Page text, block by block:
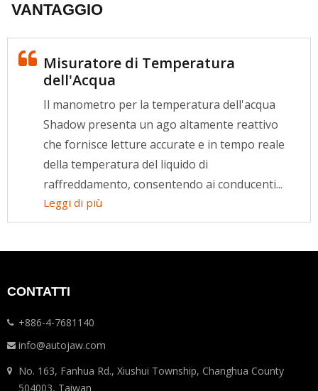
VANTAGGIO
Misuratore di Temperatura
dell'Acqua
Il manometro per la temperatura dell'acqua
Shadow presenta un ago altamente reattivo
che fornisce letture accurate e in tempo reale
della temperatura del liquido di
raffreddamento, consentendo ai conducenti...
Leggi di più
CONTATTI
+886-4-7681140
info@autojaw.com
No. 163, Fanhua Rd., Xiushui Township, Changhua County
504003, Taiwan